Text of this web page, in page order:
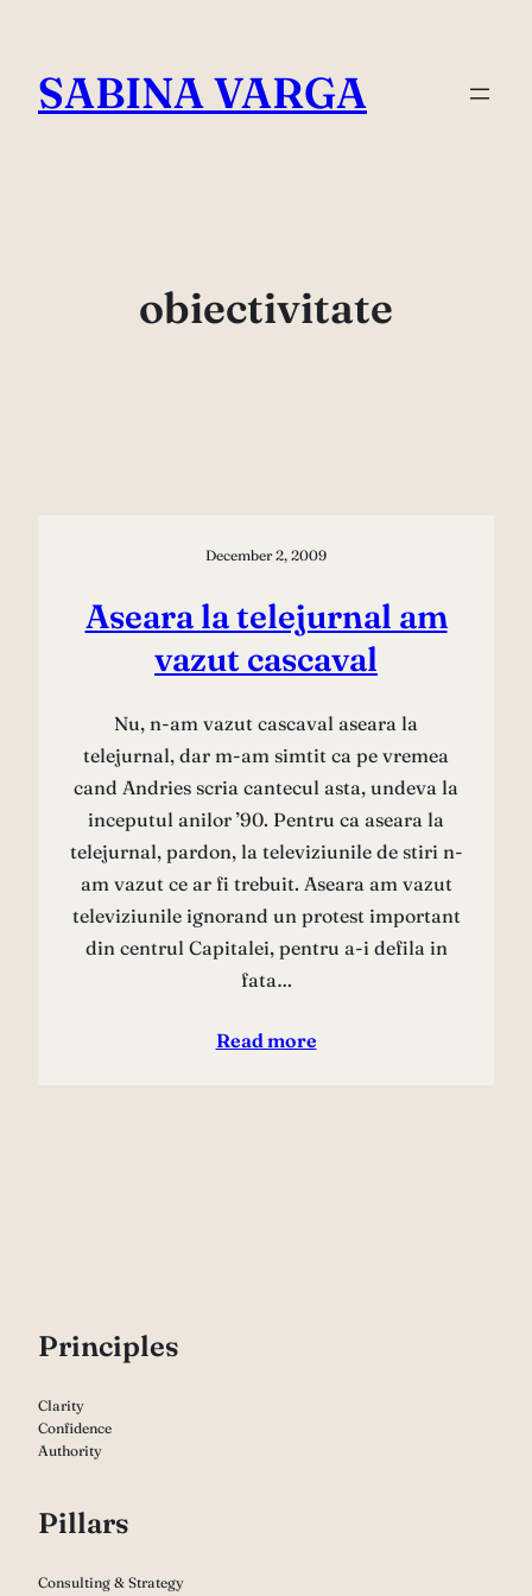
content
SABINA VARGA
obiectivitate
December 2, 2009
Aseara la telejurnal am
vazut cascaval
Nu, n-am vazut cascaval aseara la
telejurnal, dar m-am simtit ca pe vremea
cand Andries scria cantecul asta, undeva la
inceputul anilor ’90. Pentru ca aseara la
telejurnal, pardon, la televiziunile de stiri n-
am vazut ce ar fi trebuit. Aseara am vazut
televiziunile ignorand un protest important
din centrul Capitalei, pentru a-i defila in
fata…
Read more
Principles
Clarity
Confidence
Authority
Pillars
Consulting & Strategy